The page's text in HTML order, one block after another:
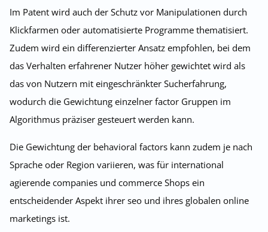
Im Patent wird auch der Schutz vor Manipulationen durch
Klickfarmen oder automatisierte Programme thematisiert.
Zudem wird ein differenzierter Ansatz empfohlen, bei dem
das Verhalten erfahrener Nutzer höher gewichtet wird als
das von Nutzern mit eingeschränkter Sucherfahrung,
wodurch die Gewichtung einzelner factor Gruppen im
Algorithmus präziser gesteuert werden kann.
Die Gewichtung der behavioral factors kann zudem je nach
Sprache oder Region variieren, was für international
agierende companies und commerce Shops ein
entscheidender Aspekt ihrer seo und ihres globalen online
marketings ist.